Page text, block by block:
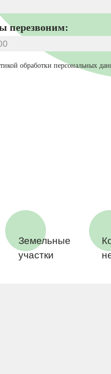
перезвоним:
обработки персональных
Земельные
участки